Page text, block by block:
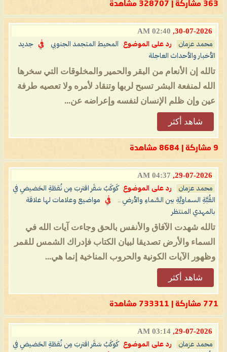
363 مشاركة | 328707 مشاهدة
30-07-2026,
02:40 AM
محمد عزمان رد على الموضوع المحيط المتجمد الجنوبي في
جديد
الأخبار والأحداث العاجلة
تالله إن الأنعام من البقر والحمير والمخلوقات التي سخرها
الله لمنفعة البشر تسبح لربها وتنقاد لأمره ولا تعصيه طرفة
عين وإن ظلم الإنسان لنفسه وإعراضه عن...
شاهد أكثر
9 مشاركة | 8684 مشاهدة
29-07-2026,
04:37 AM
محمد عزمان رد على الموضوع
كَوكَبُ سَقَر اقتربَ مِن نُقطَةِ الحَضيضِ في
القُبَّةِ السماويَّةِ بين السَّماءِ والأرضِ ..
في
مواضيع وعلامات لها علاقة
بالمهدي المنتظر
تالله شهدت الآفاق والأنفس بالحق وجاءت آيات الله في
السماء والأرض تصديقا لبيان الكتاب فإدراك الشمس للقمر
وظهور الآيات الكونية والحروب المناخية إنما هي...
شاهد أكثر
771 مشاركة | 733311 مشاهدة
29-07-2026,
03:14 AM
محمد عزمان رد على الموضوع
كَوكَبُ سَقَر اقتربَ مِن نُقطَةِ الحَضيضِ في